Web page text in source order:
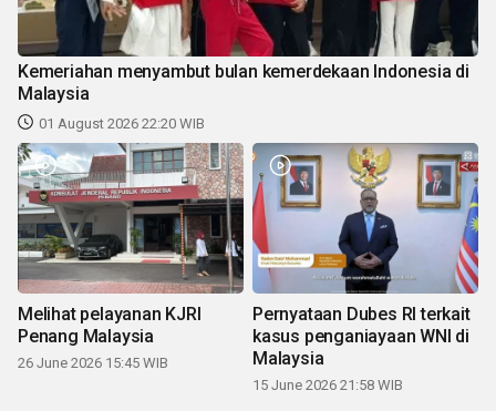
Kemeriahan menyambut bulan kemerdekaan Indonesia di
Malaysia
01 August 2026 22:20 WIB
Melihat pelayanan KJRI
Penang Malaysia
26 June 2026 15:45 WIB
Pernyataan Dubes RI terkait
kasus penganiayaan WNI di
Malaysia
15 June 2026 21:58 WIB